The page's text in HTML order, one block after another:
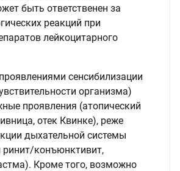
быть ответственен за
реакций при
лейкоцитарного
сенсибилизации
организма)
проявления (атопический
отек Квинке), реже
дыхательной системы
ринит/конъюнктивит,
Кроме того, возможно